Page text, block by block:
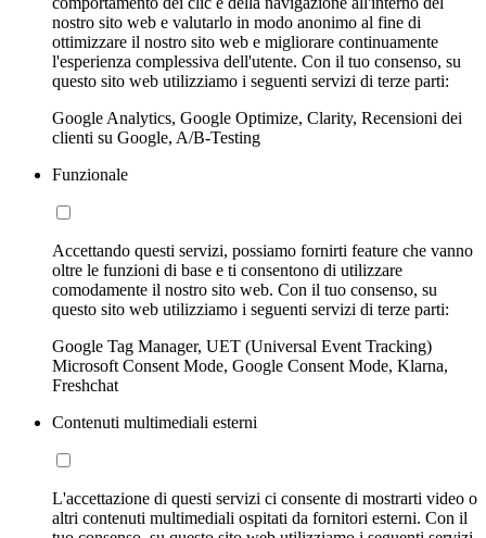
nostro sito web e valutarlo in modo anonimo al fine di
ottimizzare il nostro sito web e migliorare continuamente
l'esperienza complessiva dell'utente. Con il tuo consenso, su
questo sito web utilizziamo i seguenti servizi di terze parti:
Google Analytics, Google Optimize, Clarity, Recensioni dei
clienti su Google, A/B-Testing
Funzionale
Accettando questi servizi, possiamo fornirti feature che vanno
oltre le funzioni di base e ti consentono di utilizzare
comodamente il nostro sito web. Con il tuo consenso, su
questo sito web utilizziamo i seguenti servizi di terze parti:
Google Tag Manager, UET (Universal Event Tracking)
Microsoft Consent Mode, Google Consent Mode, Klarna,
Freshchat
Contenuti multimediali esterni
L'accettazione di questi servizi ci consente di mostrarti video o
altri contenuti multimediali ospitati da fornitori esterni. Con il